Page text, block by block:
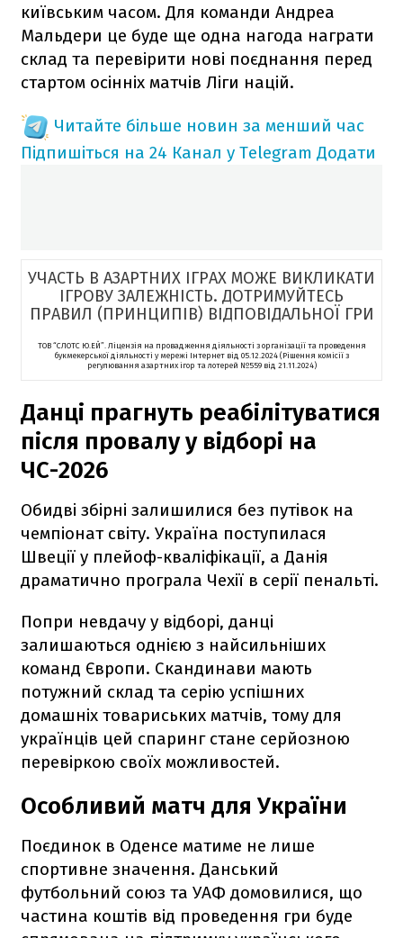
київським часом. Для команди Андреа
Мальдери це буде ще одна нагода награти
склад та перевірити нові поєднання перед
стартом осінніх матчів Ліги націй.
Читайте більше новин за менший час
Підпишіться на 24 Канал у Telegram Додати
УЧАСТЬ В АЗАРТНИХ ІГРАХ МОЖЕ ВИКЛИКАТИ
ІГРОВУ ЗАЛЕЖНІСТЬ. ДОТРИМУЙТЕСЬ
ПРАВИЛ (ПРИНЦИПІВ) ВІДПОВІДАЛЬНОЇ ГРИ
ТОВ “СЛОТС Ю.ЕЙ”. Ліцензія на провадження діяльності з організації та проведення
букмекерської діяльності у мережі Інтернет від 05.12.2024 (Рішення комісії з
регулювання азартних ігор та лотерей №559 від 21.11.2024)
Данці прагнуть реабілітуватися
після провалу у відборі на
ЧС-2026
Обидві збірні залишилися без путівок на
чемпіонат світу. Україна поступилася
Швеції у плейоф-кваліфікації, а Данія
драматично програла Чехії в серії пенальті.
Попри невдачу у відборі, данці
залишаються однією з найсильніших
команд Європи. Скандинави мають
потужний склад та серію успішних
домашніх товариських матчів, тому для
українців цей спаринг стане серйозною
перевіркою своїх можливостей.
Особливий матч для України
Поєдинок в Оденсе матиме не лише
спортивне значення. Данський
футбольний союз та УАФ домовилися, що
частина коштів від проведення гри буде